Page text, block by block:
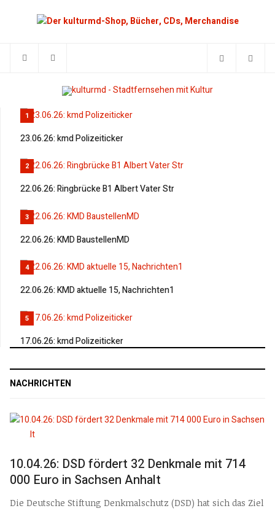
1
23.06.26: kmd Polizeiticker
2
22.06.26: Ringbrücke B1 Albert Vater Str
3
22.06.26: KMD BaustellenMD
4
22.06.26: KMD aktuelle 15, Nachrichten1
5
17.06.26: kmd Polizeiticker
NACHRICHTEN
10.04.26: DSD fördert 32 Denkmale mit 714
000 Euro in Sachsen Anhalt
Die Deutsche Stiftung Denkmalschutz (DSD) hat sich das Ziel